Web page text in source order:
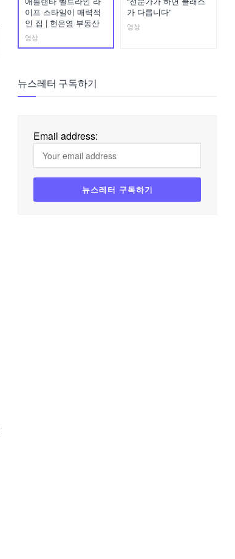
이프 스타일이 매력적
인 집 | 현은영 부동산
영상
가 다릅니다”
영상
뉴스레터 구독하기
Email address: